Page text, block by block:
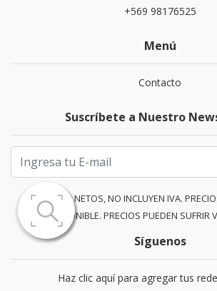
+569 98176525
Menú
Contacto
Suscríbete a Nuestro
PRECIOS NETOS, NO INCLUYEN IVA.
DISPONIBLE. PRECIOS PUEDEN SUFRIR
Síguenos
Haz clic aquí para agregar tus